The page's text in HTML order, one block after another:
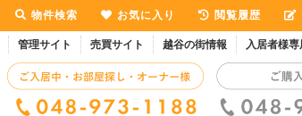
管理サイト 売買サイト 越谷の街情報 入居者様専
物件検索 お気に入り 閲覧履歴